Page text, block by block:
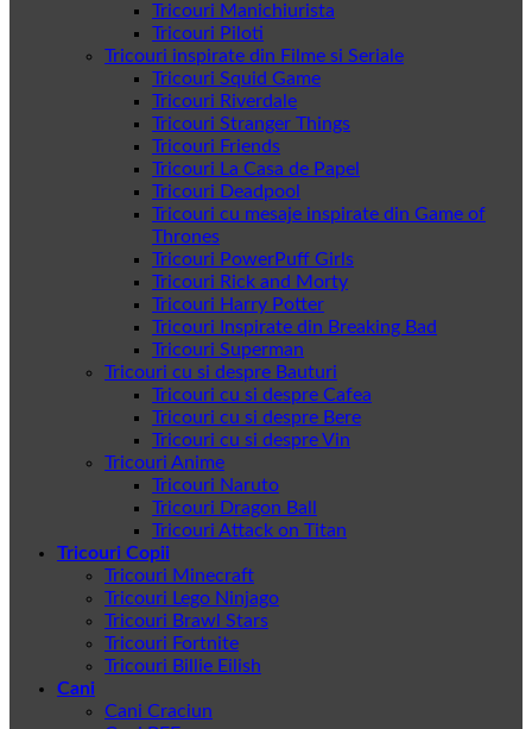
Tricouri Manichiurista
Tricouri Piloti
Tricouri inspirate din Filme si Seriale
Tricouri Squid Game
Tricouri Riverdale
Tricouri Stranger Things
Tricouri Friends
Tricouri La Casa de Papel
Tricouri Deadpool
Tricouri cu mesaje inspirate din Game of
Thrones
Tricouri PowerPuff Girls
Tricouri Rick and Morty
Tricouri Harry Potter
Tricouri Inspirate din Breaking Bad
Tricouri Superman
Tricouri cu si despre Bauturi
Tricouri cu si despre Cafea
Tricouri cu si despre Bere
Tricouri cu si despre Vin
Tricouri Anime
Tricouri Naruto
Tricouri Dragon Ball
Tricouri Attack on Titan
Tricouri Copii
Tricouri Minecraft
Tricouri Lego Ninjago
Tricouri Brawl Stars
Tricouri Fortnite
Tricouri Billie Eilish
Cani
Cani Craciun